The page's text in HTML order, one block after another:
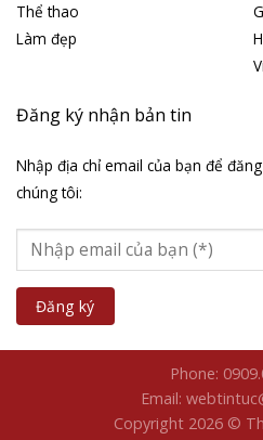
Thể thao
Làm đẹp
Đăng ký nhận bản tin
Nhập địa chỉ email của bạn để
chúng tôi:
Phone:
Email:
Copyright 2026 ©